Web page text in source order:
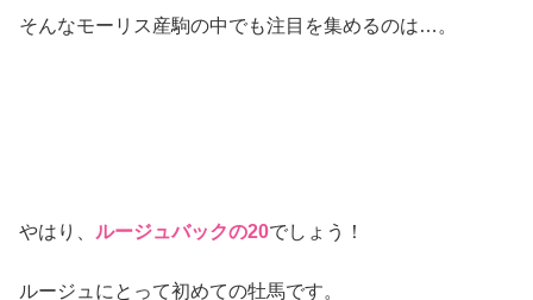
そんなモーリス産駒の中でも注目を集めるのは…。
やはり、 ルージュバックの20でしょう！
ルージュにとって初めての牡馬です。